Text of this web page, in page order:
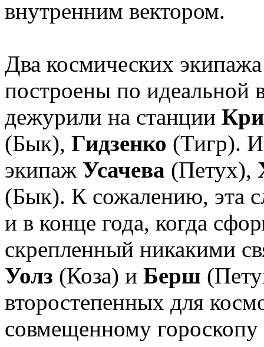
внутренним вектором.
Два космических
построены по идеальной
дежурили на станции
(Бык), Гидзенко (Тигр).
экипаж Усачева (Петух),
(Бык). К сожалению, эта
и в конце года, когда
скрепленный никакими
Уолз (Коза) и Берш
второстепенных для
совмещенному гороскопу